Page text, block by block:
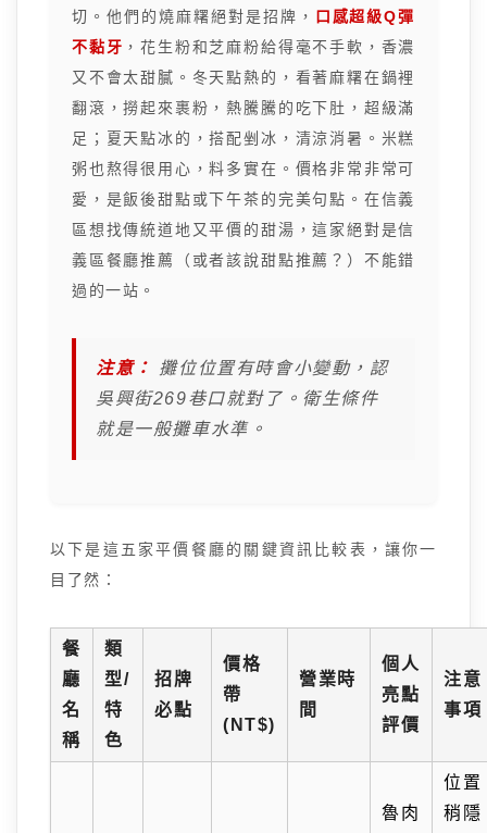
切。他們的燒麻糬絕對是招牌， 口感超級Q彈
不黏牙 ，花生粉和芝麻粉給得毫不手軟，香濃
又不會太甜膩。冬天點熱的，看著麻糬在鍋裡
翻滾，撈起來裹粉，熱騰騰的吃下肚，超級滿
足；夏天點冰的，搭配剉冰，清涼消暑。米糕
粥也熬得很用心，料多實在。價格非常非常可
愛，是飯後甜點或下午茶的完美句點。在信義
區想找傳統道地又平價的甜湯，這家絕對是信
義區餐廳推薦（或者該說甜點推薦？）不能錯
過的一站。
注意：
攤位位置有時會小變動，認
吳興街269巷口就對了。衛生條件
就是一般攤車水準。
以下是這五家平價餐廳的關鍵資訊比較表，讓你一
目了然：
餐
廳
名
稱
類
型/
特
色
招牌
必點
價格
帶
(NT$)
營業時
間
個人
亮點
評價
注意
事項
魯肉
位置
稍隱